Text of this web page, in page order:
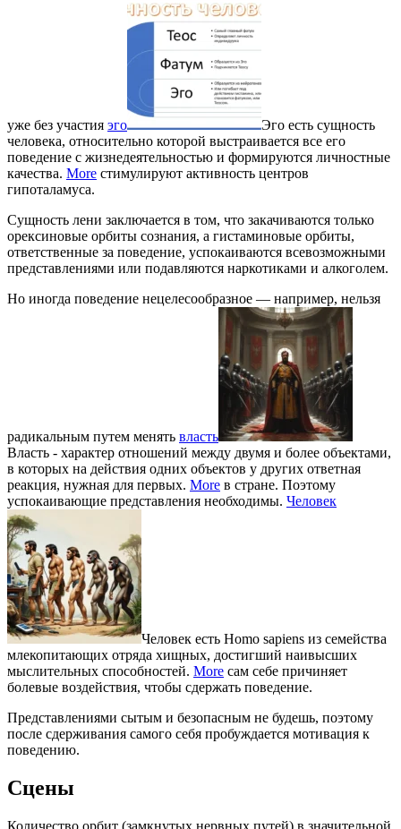
уже без участия эго
Эго есть сущность
человека, относительно которой выстраивается все его
поведение с жизнедеятельностью и формируются личностные
качества. More стимулируют активность центров
гипоталамуса.
Сущность лени заключается в том, что закачиваются только
орексиновые орбиты сознания, а гистаминовые орбиты,
ответственные за поведение, успокаиваются всевозможными
представлениями или подавляются наркотиками и алкоголем.
Но иногда поведение нецелесообразное — например, нельзя
радикальным путем менять власть
Власть - характер отношений между двумя и более объектами,
в которых на действия одних объектов у других ответная
реакция, нужная для первых. More в стране. Поэтому
успокаивающие представления необходимы. Человек
Человек есть Homo sapiens из семейства
млекопитающих отряда хищных, достигший наивысших
мыслительных способностей. More сам себе причиняет
болевые воздействия, чтобы сдержать поведение.
Представлениями сытым и безопасным не будешь, поэтому
после сдерживания самого себя пробуждается мотивация к
поведению.
Сцены